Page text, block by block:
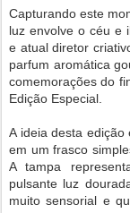
Capturando este
luz envolve o céu e
e atual diretor
parfum aromática
comemorações do
Edição Especial.
A ideia desta
em um frasco
A tampa
pulsante luz
muito sensorial e